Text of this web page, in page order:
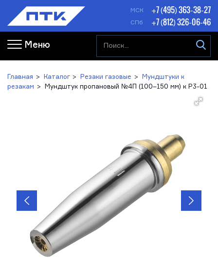
МСК +7 (495) 363-38-27
СПб +7 (812) 326-06-46
Меню
Главная Каталог Резаки газовые
Мундштуки к
резакам
Мундштук пропановый №4П (100–150 мм) к Р3-01